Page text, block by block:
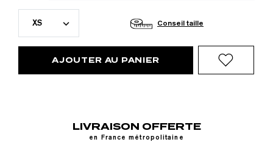
XS Conseil taille
AJOUTER AU PANIER
LIVRAISON OFFERTE
en France métropolitaine